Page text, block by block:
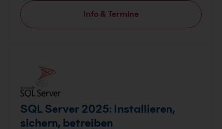
Info & Termine
SQL Server 2025: Installieren,
sichern, betreiben